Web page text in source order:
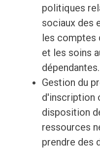
politiques
sociaux des
les comptes
et les soins
dépendantes.
Gestion du
d'inscription
disposition
ressources
prendre des